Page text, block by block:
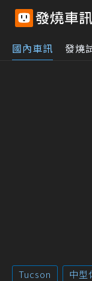
國內車訊 發燒
Tucson 中型